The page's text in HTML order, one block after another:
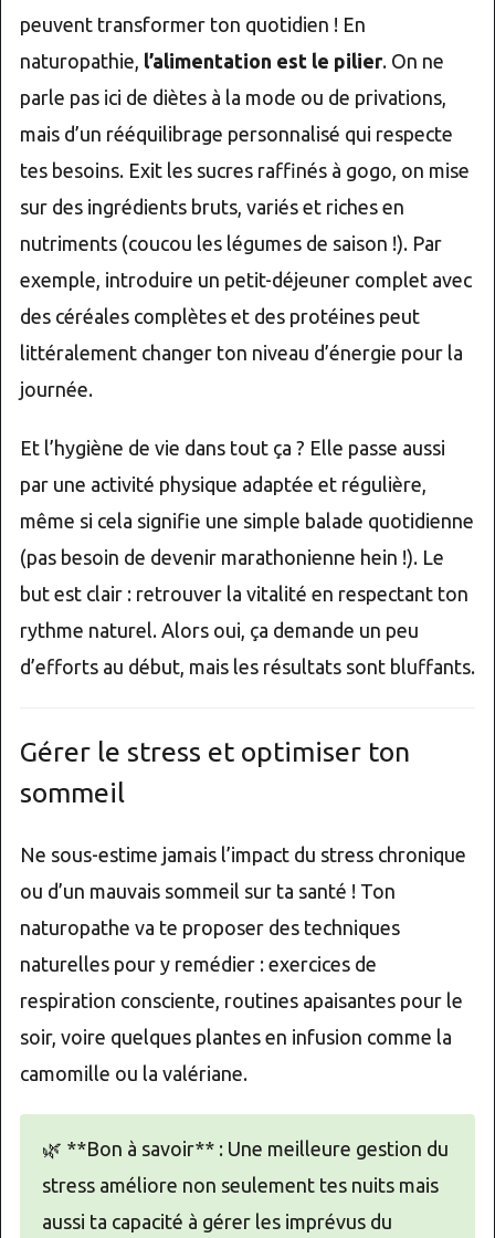
peuvent transformer ton quotidien ! En
naturopathie, l’alimentation est le pilier. On ne
parle pas ici de diètes à la mode ou de privations,
mais d’un rééquilibrage personnalisé qui respecte
tes besoins. Exit les sucres raffinés à gogo, on mise
sur des ingrédients bruts, variés et riches en
nutriments (coucou les légumes de saison !). Par
exemple, introduire un petit-déjeuner complet avec
des céréales complètes et des protéines peut
littéralement changer ton niveau d’énergie pour la
journée.
Et l’hygiène de vie dans tout ça ? Elle passe aussi
par une activité physique adaptée et régulière,
même si cela signifie une simple balade quotidienne
(pas besoin de devenir marathonienne hein !). Le
but est clair : retrouver la vitalité en respectant ton
rythme naturel. Alors oui, ça demande un peu
d’efforts au début, mais les résultats sont bluffants.
Gérer le stress et optimiser ton
sommeil
Ne sous-estime jamais l’impact du stress chronique
ou d’un mauvais sommeil sur ta santé ! Ton
naturopathe va te proposer des techniques
naturelles pour y remédier : exercices de
respiration consciente, routines apaisantes pour le
soir, voire quelques plantes en infusion comme la
camomille ou la valériane.
🌿 **Bon à savoir** : Une meilleure gestion du
stress améliore non seulement tes nuits mais
aussi ta capacité à gérer les imprévus du